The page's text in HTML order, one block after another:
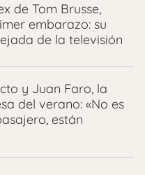
de Tom Brusse,
embarazo: su
de la televisión
y Juan Faro, la
del verano: «No es
están